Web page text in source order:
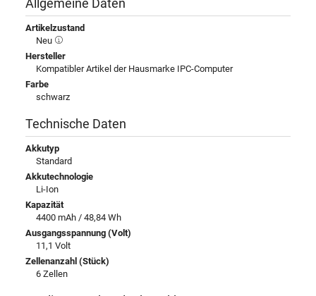
Allgemeine Daten
Artikelzustand
Neu
Hersteller
Kompatibler Artikel der Hausmarke IPC-Computer
Farbe
schwarz
Technische Daten
Akkutyp
Standard
Akkutechnologie
Li-Ion
Kapazität
4400 mAh / 48,84 Wh
Ausgangsspannung (Volt)
11,1 Volt
Zellenanzahl (Stück)
6 Zellen